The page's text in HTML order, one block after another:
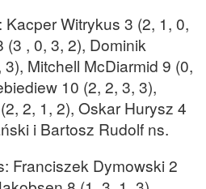
Witrykus 3 (2, 1, 0,
(3 , 0, 3, 2), Dominik
Mitchell McDiarmid 9 (0,
10 (2, 2, 3, 3),
2, 1, 2), Oskar Hurysz 4
i Bartosz Rudolf ns.
Franciszek Dymowski 2